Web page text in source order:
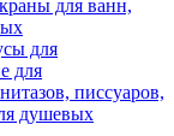
для ванн,
для
для
писсуаров,
душевых